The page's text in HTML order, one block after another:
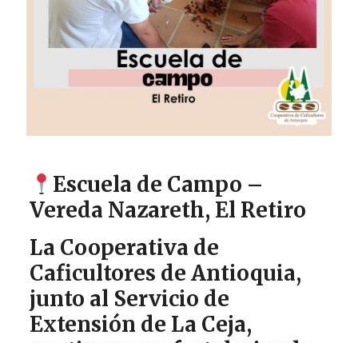
Escuela de Campo –
Vereda Nazareth, El Retiro
La Cooperativa de
Caficultores de Antioquia,
junto al Servicio de
Extensión de La Ceja,